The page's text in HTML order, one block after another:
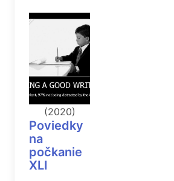
(2020)
Poviedky
na
počkanie
XLI